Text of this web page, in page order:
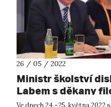
26 / 05 / 2022
Ministr školství
Labem s děkany
relevanci
Ve dnech 24.–25. května